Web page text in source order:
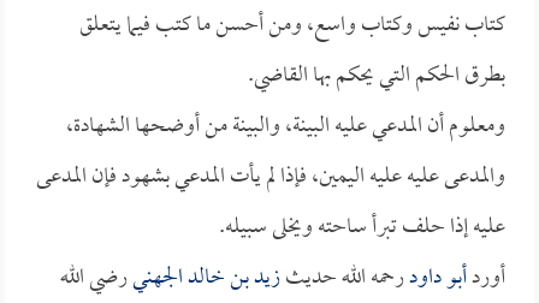
كتاب نفيس وكتاب واسع، ومن أحسن ما كتب فيما يتعلق
بطرق الحكم التي يحكم بها القاضي.
ومعلوم أن المدعي عليه البينة، والبينة من أوضحها الشهادة،
والمدعى عليه عليه اليمين، فإذا لم يأت المدعي بشهود فإن المدعى
عليه إذا حلف تبرأ ساحته ويخلى سبيله.
أوردأبو داودرحمه الله حديثزيد بن خالد الجهنيرضي الله